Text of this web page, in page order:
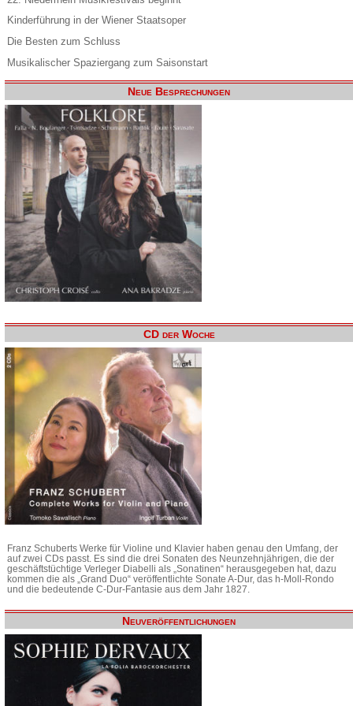
Kinderführung in der Wiener Staatsoper
Die Besten zum Schluss
Musikalischer Spaziergang zum Saisonstart
Neue Besprechungen
CD der Woche
Franz Schuberts Werke für Violine und Klavier haben genau den Umfang, der
auf zwei CDs passt. Es sind die drei Sonaten des Neunzehnjährigen, die der
geschäftstüchtige Verleger Diabelli als „Sonatinen“ herausgegeben hat, dazu
kommen die als „Grand Duo“ veröffentlichte Sonate A-Dur, das h-Moll-Rondo
und die bedeutende C-Dur-Fantasie aus dem Jahr 1827.
Neuveröffentlichungen